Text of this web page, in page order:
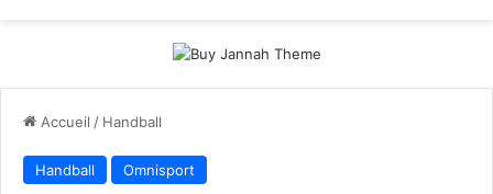
Accueil / Handball
Handball Omnisport